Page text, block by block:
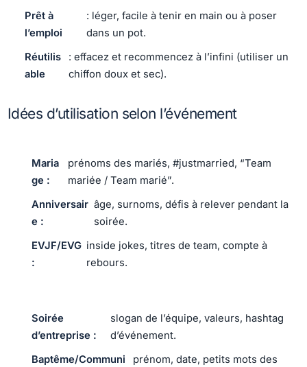
Prêt à
l’emploi
: léger, facile à tenir en main ou à poser
dans un pot.
Réutilis
able
: effacez et recommencez à l’infini (utiliser un
chiffon doux et sec).
Idées d’utilisation selon l’événement
Maria
ge :
prénoms des mariés, #justmarried, “Team
mariée / Team marié”.
Anniversair
e :
âge, surnoms, défis à relever pendant la
soirée.
EVJF/EVG
:
inside jokes, titres de team, compte à
rebours.
Soirée
d’entreprise :
slogan de l’équipe, valeurs, hashtag
d’événement.
Baptême/Communi
prénom, date, petits mots des